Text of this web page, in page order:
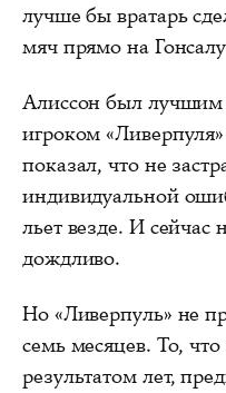
лучше бы вратарь
мяч прямо на
Алиссон был
игроком
показал, что не
индивидуальной
льет везде. И
дождливо.
Но «Ливерпуль» не
семь месяцев. То,
результатом лет,